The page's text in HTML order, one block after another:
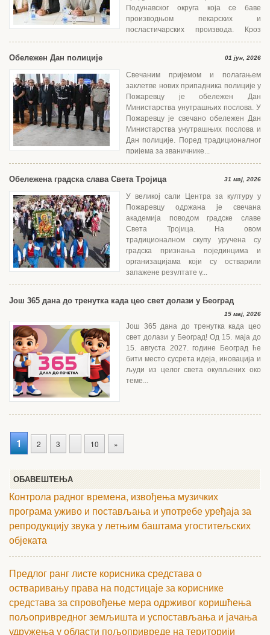
Подунавског округа која се баве
производњом пекарских и
посластичарских производа. Кроз
едукацију, менторски...
Обележен Дан полиције 01 јун, 2026
Свечаним пријемом и полагањем
заклетве нових припадника полиције у
Пожаревцу је обележен Дан
Министарства унутрашњих послова. У
Пожаревцу је свечано обележен Дан
Министарства унутрашњих послова и
Дан полиције. Поред традиционалног
пријема за званичнике...
Обележена градска слава Света Тројица 31 мај, 2026
У великој сали Центра за културу у
Пожаревцу одржана је свечана
академија поводом градске славе
Света Тројица. На овом
традиционалном скупу уручена су
градска признања појединцима и
организацијама који су остварили
запажене резултате у...
Још 365 дана до тренутка када цео свет долази у Београд
15 мај, 2026
Још 365 дана до тренутка када цео
свет долази у Београд! Од 15. маја до
15. августа 2027. године Београд ће
бити место сусрета идеја, иновација и
људи из целог света окупљених око
теме...
1 2 3 10 »
ОБАВЕШТЕЊА
Контрола радног времена, извођења музичких
програма уживо и постављања и употребе уређаја за
репродукцију звука у летњим баштама угоститељских
објеката
Предлог ранг листе корисника средстава о
остваривању права на подстицаје за кориснике
средстава за спровођење мера одрживог коришћења
пољопривредног земљишта и успостављања и јачања
удружења у области пољопривреде на територији